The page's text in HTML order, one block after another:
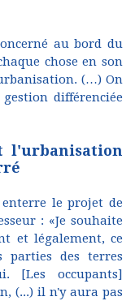
au bord du
chose en son
(…) On
différenciée
l'urbanisation
le projet de
: «Je souhaite
et légalement, ce
parties des terres
[Les occupants]
(...) il n'y aura pas